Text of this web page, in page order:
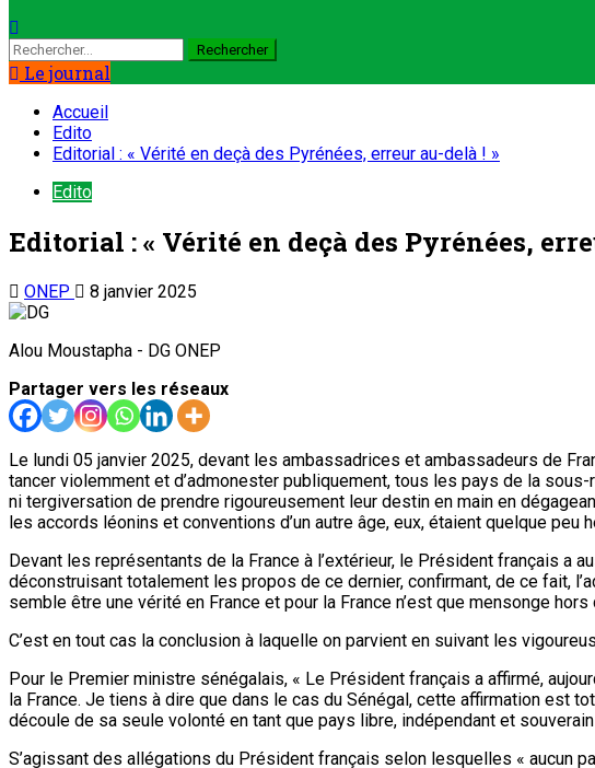
Le journal
Accueil
Edito
Editorial : « Vérité en deçà des Pyrénées, erreur au-delà ! »
Edito
Editorial : « Vérité en deçà des Pyrénées,
ONEP 8 janvier 2025
Alou Moustapha - DG ONEP
Partager vers les réseaux
Le lundi 05 janvier 2025, devant les ambassadrices et ambassadeurs de
tancer violemment et d’admonester publiquement, tous les pays de la
ni tergiversation de prendre rigoureusement leur destin en main en
les accords léonins et conventions d’un autre âge, eux, étaient quelque peu
Devant les représentants de la France à l’extérieur, le Président français a
déconstruisant totalement les propos de ce dernier, confirmant, de ce fait,
semble être une vérité en France et pour la France n’est que mensonge hors
C’est en tout cas la conclusion à laquelle on parvient en suivant les
Pour le Premier ministre sénégalais, « Le Président français a affirmé,
la France. Je tiens à dire que dans le cas du Sénégal, cette affirmation est
découle de sa seule volonté en tant que pays libre, indépendant et souverain
S’agissant des allégations du Président français selon lesquelles « aucun